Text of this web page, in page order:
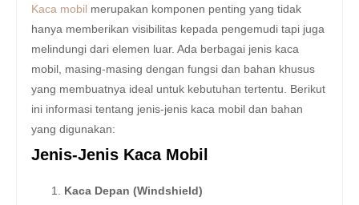
Kaca mobil merupakan komponen penting yang tidak
hanya memberikan visibilitas kepada pengemudi tapi juga
melindungi dari elemen luar. Ada berbagai jenis kaca
mobil, masing-masing dengan fungsi dan bahan khusus
yang membuatnya ideal untuk kebutuhan tertentu. Berikut
ini informasi tentang jenis-jenis kaca mobil dan bahan
yang digunakan:
Jenis-Jenis Kaca Mobil
Kaca Depan (Windshield)